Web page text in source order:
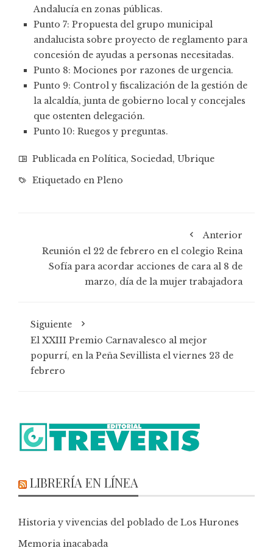
Andalucía en zonas públicas.
Punto 7: Propuesta del grupo municipal
andalucista sobre proyecto de reglamento para
concesión de ayudas a personas necesitadas.
Punto 8: Mociones por razones de urgencia.
Punto 9: Control y fiscalización de la gestión de
la alcaldía, junta de gobierno local y concejales
que ostenten delegación.
Punto 10: Ruegos y preguntas.
Publicada en Política, Sociedad, Ubrique
Etiquetado en Pleno
Anterior
Reunión el 22 de febrero en el colegio Reina
Sofía para acordar acciones de cara al 8 de
marzo, día de la mujer trabajadora
Siguiente
El XXIII Premio Carnavalesco al mejor
popurrí, en la Peña Sevillista el viernes 23 de
febrero
LIBRERÍA EN LÍNEA
Historia y vivencias del poblado de Los Hurones
Memoria inacabada